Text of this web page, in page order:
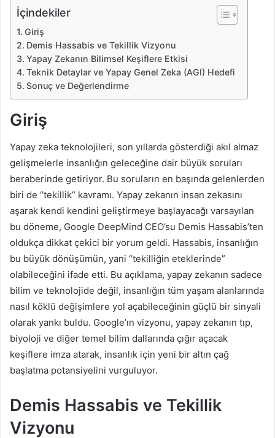
e
k
İçindekiler
Giriş
Demis Hassabis ve Tekillik Vizyonu
Yapay Zekanın Bilimsel Keşiflere Etkisi
Teknik Detaylar ve Yapay Genel Zeka (AGI) Hedefi
Sonuç ve Değerlendirme
Giriş
Yapay zeka teknolojileri, son yıllarda gösterdiği akıl almaz
gelişmelerle insanlığın geleceğine dair büyük soruları
beraberinde getiriyor. Bu soruların en başında gelenlerden
biri de “tekillik” kavramı. Yapay zekanın insan zekasını
aşarak kendi kendini geliştirmeye başlayacağı varsayılan
bu döneme, Google DeepMind CEO’su Demis Hassabis’ten
oldukça dikkat çekici bir yorum geldi. Hassabis, insanlığın
bu büyük dönüşümün, yani “tekilliğin eteklerinde”
olabileceğini ifade etti. Bu açıklama, yapay zekanın sadece
bilim ve teknolojide değil, insanlığın tüm yaşam alanlarında
nasıl köklü değişimlere yol açabileceğinin güçlü bir sinyali
olarak yankı buldu. Google’ın vizyonu, yapay zekanın tıp,
biyoloji ve diğer temel bilim dallarında çığır açacak
keşiflere imza atarak, insanlık için yeni bir altın çağ
başlatma potansiyelini vurguluyor.
Demis Hassabis ve Tekillik
Vizyonu